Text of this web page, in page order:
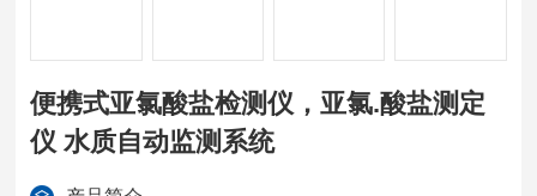
便携式亚氯酸盐检测仪，亚氯.酸盐测定
仪 水质自动监测系统